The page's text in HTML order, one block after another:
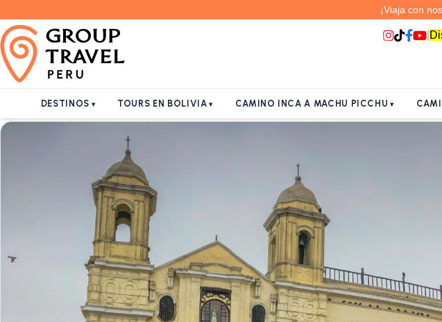
¡Viaja con
DESTINOS TOURS EN BOLIVIA CAMINO INCA A MACHU PICCHU